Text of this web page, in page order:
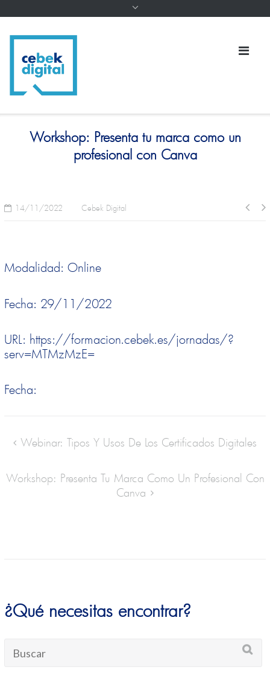
Workshop: Presenta tu marca como un
profesional con Canva
14/11/2022 Cebek Digital
Modalidad: Online
Fecha: 29/11/2022
URL: https://formacion.cebek.es/jornadas/?
serv=MTMzMzE=
Fecha:
Webinar: Tipos Y Usos De Los Certificados Digitales
Workshop: Presenta Tu Marca Como Un Profesional Con
Canva
¿Qué necesitas encontrar?